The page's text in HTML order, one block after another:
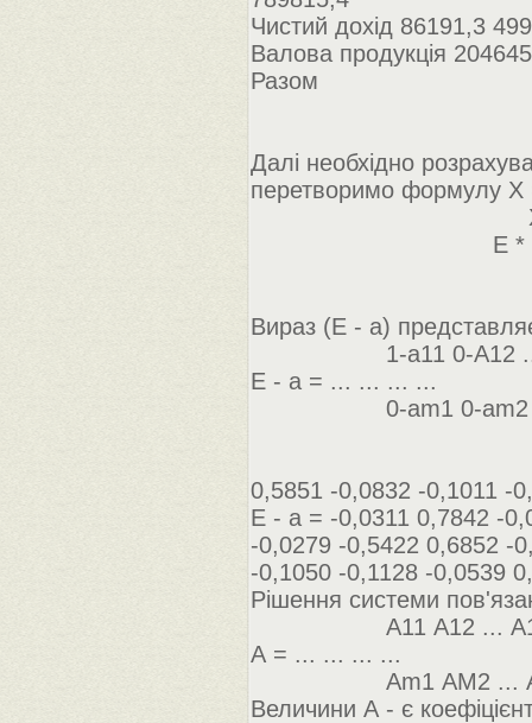
Чистий дохід 86191,3
Валова продукція
Разом
Далі необхідно
перетворимо формулу Х
X - aij * Xj =
E * Xj - aij
Вираз (E - a)
1-а11 0-А12 ...
E - a = ... ... ... ...
0-am1 0-am2 ...
0,5851 -0,0832 -0,1011 -
Е - а = -0,0311 0,7842 -
-0,0279 -0,5422 0,6852 -
-0,1050 -0,1128 -0,0539
Рішення системи
А11 А12 ...
А = ... ... ... ...
Аm1 АM2 ...
Величини А - є